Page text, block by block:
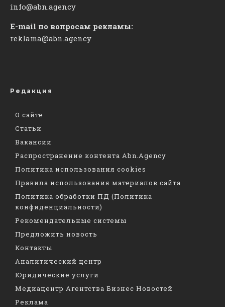
info@abn.agency
E-mail по вопросам рекламы:
reklama@abn.agency
Редакция
О сайте
Статьи
Вакансии
Распространение контента Abn.Agency
Политика использования cookies
Правила использования материалов сайта
Политика обработки ПД (Политика
конфиденциальности)
Рекомендательные системы
Предложить новость
Контакты
Аналитический центр
Юридические услуги
Медиацентр Агентства Бизнес Новостей
Реклама